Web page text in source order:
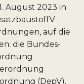
August 2023 in
auf die
die Bundes-
(DepV).